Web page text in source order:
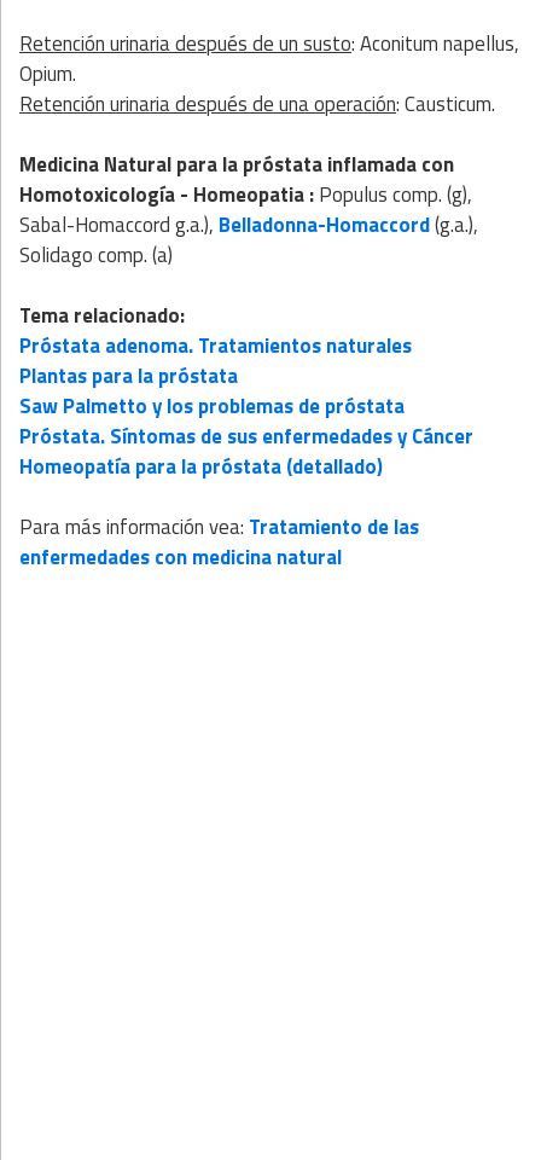
Retención urinaria después de un susto: Aconitum napellus,
Opium.
Retención urinaria después de una operación: Causticum.
Medicina Naturalpara la próstata inflamada con
Homotoxicología- Homeopatia:Populus comp. (g),
Sabal-Homaccord g.a.), Belladonna-Homaccord(g.a.),
Solidago comp. (a)
Tema relacionado:
Próstata adenoma. Tratamientos naturales
Plantas para la próstata
Saw Palmetto y los problemas de próstata
Próstata. Síntomas de sus enfermedades y Cáncer
Homeopatía para la próstata (detallado)
Para más información vea: Tratamiento de las
enfermedades con medicina natural